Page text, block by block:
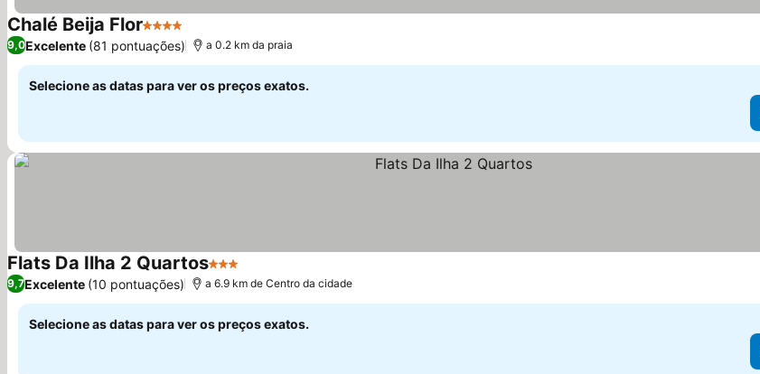
Chalé Beija Flor4 Estrelas
9,0Excelente (81 pontuações) a 0.2 km da praia
Selecione as datas para ver os preços exatos.
Flats Da Ilha 2 Quartos3 Estrelas
9,7Excelente (10 pontuações) a 6.9 km de Centro da cidade
Selecione as datas para ver os preços exatos.